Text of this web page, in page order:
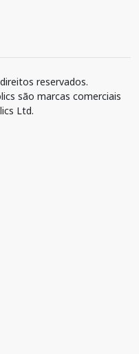
reservados.
são marcas comerciais
Ltd.